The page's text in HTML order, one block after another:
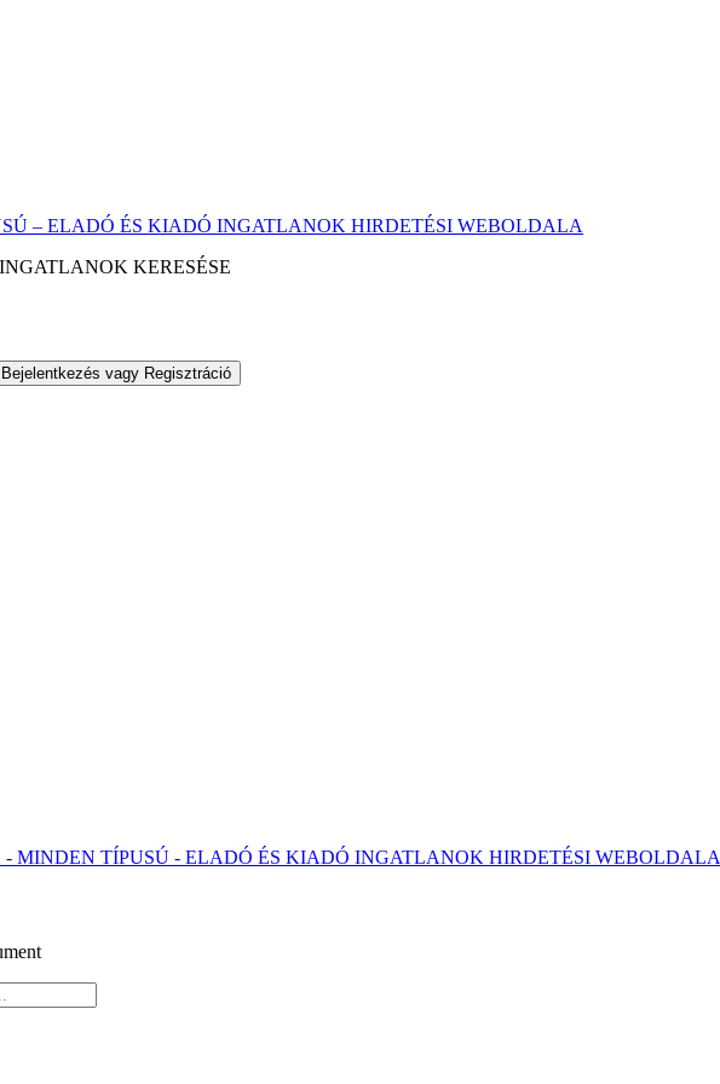
– ELADÓ ÉS KIADÓ INGATLANOK HIRDETÉSI WEBOLDALA
KERESÉSE
Bejelentkezés vagy Regisztráció
- MINDEN TÍPUSÚ - ELADÓ ÉS KIADÓ INGATLANOK HIRDETÉSI WEBOLDALA